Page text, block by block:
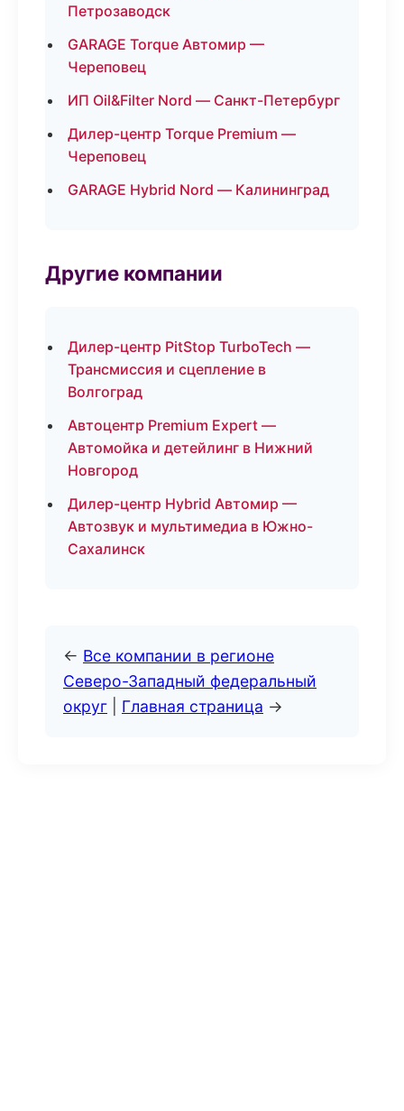
Петрозаводск
GARAGE Torque Автомир —
Череповец
ИП Oil&Filter Nord — Санкт-Петербург
Дилер-центр Torque Premium —
Череповец
GARAGE Hybrid Nord — Калининград
Другие компании
Дилер-центр PitStop TurboTech —
Трансмиссия и сцепление в
Волгоград
Автоцентр Premium Expert —
Автомойка и детейлинг в Нижний
Новгород
Дилер-центр Hybrid Автомир —
Автозвук и мультимедиа в Южно-
Сахалинск
← Все компании в регионе
Северо-Западный федеральный
округ
Главная страница →